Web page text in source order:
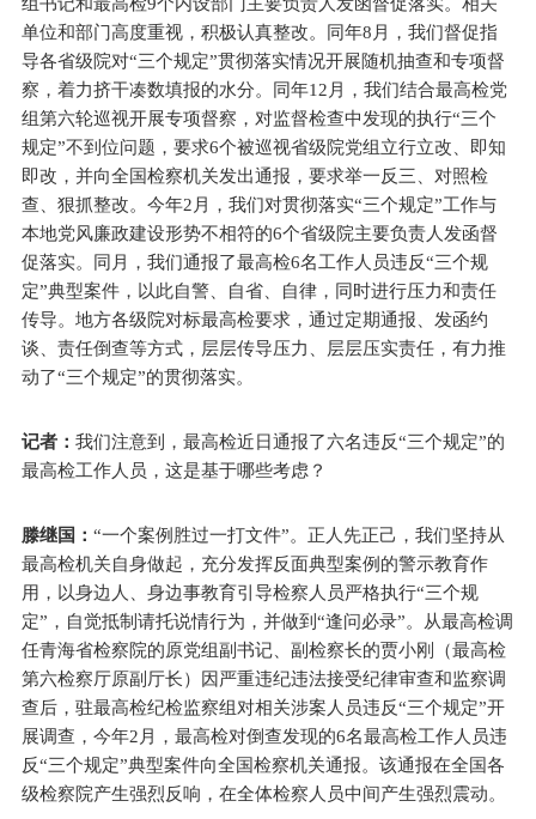
单位和部门高度重视，积极认真整改。同年8月，我们督促指
导各省级院对“三个规定”贯彻落实情况开展随机抽查和专项督
察，着力挤干凑数填报的水分。同年12月，我们结合最高检党
组第六轮巡视开展专项督察，对监督检查中发现的执行“三个
规定”不到位问题，要求6个被巡视省级院党组立行立改、即知
即改，并向全国检察机关发出通报，要求举一反三、对照检
查、狠抓整改。今年2月，我们对贯彻落实“三个规定”工作与
本地党风廉政建设形势不相符的6个省级院主要负责人发函督
促落实。同月，我们通报了最高检6名工作人员违反“三个规
定”典型案件，以此自警、自省、自律，同时进行压力和责任
传导。地方各级院对标最高检要求，通过定期通报、发函约
谈、责任倒查等方式，层层传导压力、层层压实责任，有力推
动了“三个规定”的贯彻落实。
记者：我们注意到，最高检近日通报了六名违反“三个规定”的
最高检工作人员，这是基于哪些考虑？
滕继国：“一个案例胜过一打文件”。正人先正己，我们坚持从
最高检机关自身做起，充分发挥反面典型案例的警示教育作
用，以身边人、身边事教育引导检察人员严格执行“三个规
定”，自觉抵制请托说情行为，并做到“逢问必录”。从最高检调
任青海省检察院的原党组副书记、副检察长的贾小刚（最高检
第六检察厅原副厅长）因严重违纪违法接受纪律审查和监察调
查后，驻最高检纪检监察组对相关涉案人员违反“三个规定”开
展调查，今年2月，最高检对倒查发现的6名最高检工作人员违
反“三个规定”典型案件向全国检察机关通报。该通报在全国各
级检察院产生强烈反响，在全体检察人员中间产生强烈震动。